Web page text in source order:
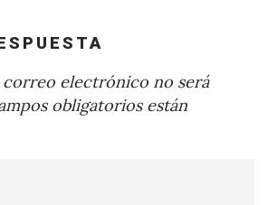
electrónico no será
obligatorios están